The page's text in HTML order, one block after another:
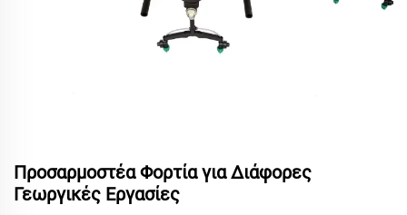
Προσαρμοστέα Φορτία για Διάφορες
Γεωργικές Εργασίες